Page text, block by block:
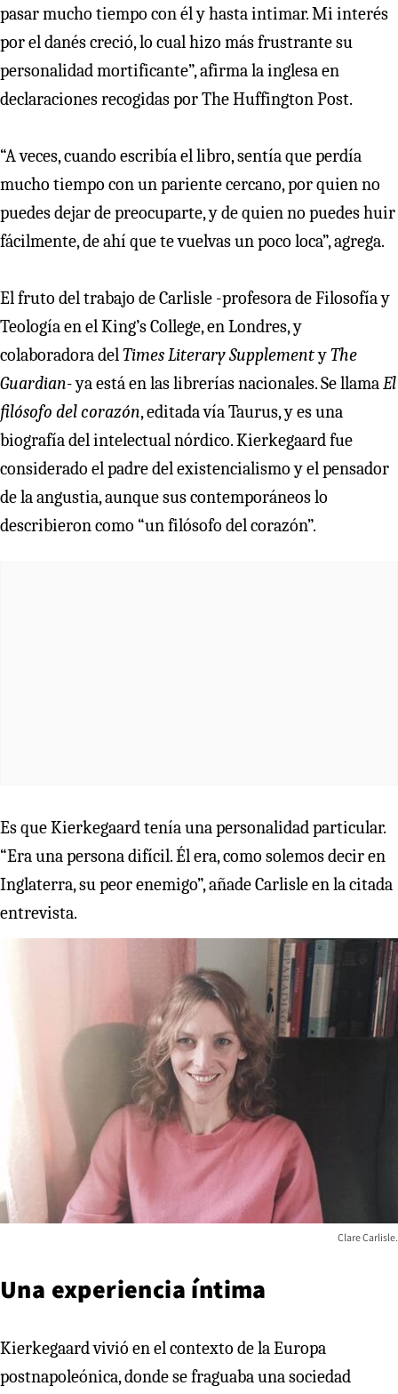
pasar mucho tiempo con él y hasta intimar. Mi interés
por el danés creció, lo cual hizo más frustrante su
personalidad mortificante”, afirma la inglesa en
declaraciones recogidas por The Huffington Post.
“A veces, cuando escribía el libro, sentía que perdía
mucho tiempo con un pariente cercano, por quien no
puedes dejar de preocuparte, y de quien no puedes huir
fácilmente, de ahí que te vuelvas un poco loca”, agrega.
El fruto del trabajo de Carlisle -profesora de Filosofía y
Teología en el King’s College, en Londres, y
colaboradora delTimes Literary SupplementyThe
Guardian-ya está en las librerías nacionales. Se llamaEl
filósofo del corazón, editada vía Taurus, y es una
biografía del intelectual nórdico. Kierkegaard fue
considerado el padre del existencialismo y el pensador
de la angustia, aunque sus contemporáneos lo
describieron como “un filósofo del corazón”.
Es que Kierkegaard tenía una personalidad particular.
“Era una persona difícil. Él era, como solemos decir en
Inglaterra, su peor enemigo”, añade Carlisle en la citada
entrevista.
Clare Carlisle.
Una experiencia íntima
Kierkegaard vivió en el contexto de la Europa
postnapoleónica, donde se fraguaba una sociedad